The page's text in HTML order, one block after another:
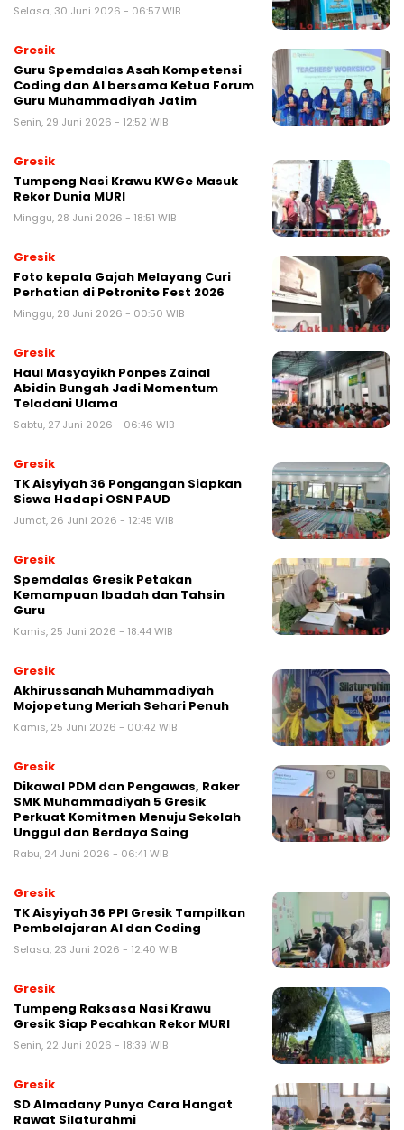
Selasa, 30 Juni 2026 - 06:57 WIB
Gresik
Guru Spemdalas Asah Kompetensi
Coding dan AI bersama Ketua Forum
Guru Muhammadiyah Jatim
Senin, 29 Juni 2026 - 12:52 WIB
Gresik
Tumpeng Nasi Krawu KWGe Masuk
Rekor Dunia MURI
Minggu, 28 Juni 2026 - 18:51 WIB
Gresik
Foto kepala Gajah Melayang Curi
Perhatian di Petronite Fest 2026
Minggu, 28 Juni 2026 - 00:50 WIB
Gresik
Haul Masyayikh Ponpes Zainal
Abidin Bungah Jadi Momentum
Teladani Ulama
Sabtu, 27 Juni 2026 - 06:46 WIB
Gresik
TK Aisyiyah 36 Pongangan Siapkan
Siswa Hadapi OSN PAUD
Jumat, 26 Juni 2026 - 12:45 WIB
Gresik
Spemdalas Gresik Petakan
Kemampuan Ibadah dan Tahsin
Guru
Kamis, 25 Juni 2026 - 18:44 WIB
Gresik
Akhirussanah Muhammadiyah
Mojopetung Meriah Sehari Penuh
Kamis, 25 Juni 2026 - 00:42 WIB
Gresik
Dikawal PDM dan Pengawas, Raker
SMK Muhammadiyah 5 Gresik
Perkuat Komitmen Menuju Sekolah
Unggul dan Berdaya Saing
Rabu, 24 Juni 2026 - 06:41 WIB
Gresik
TK Aisyiyah 36 PPI Gresik Tampilkan
Pembelajaran AI dan Coding
Selasa, 23 Juni 2026 - 12:40 WIB
Gresik
Tumpeng Raksasa Nasi Krawu
Gresik Siap Pecahkan Rekor MURI
Senin, 22 Juni 2026 - 18:39 WIB
Gresik
SD Almadany Punya Cara Hangat
Rawat Silaturahmi